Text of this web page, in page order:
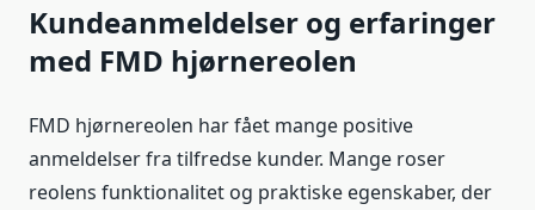
Kundeanmeldelser og erfaringer
med FMD hjørnereolen
FMD hjørnereolen har fået mange positive
anmeldelser fra tilfredse kunder. Mange roser
reolens funktionalitet og praktiske egenskaber, der